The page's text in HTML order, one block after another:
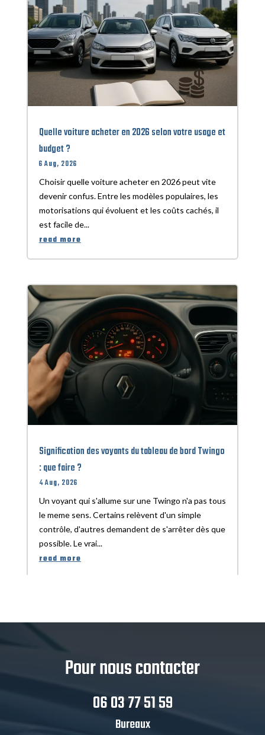
Quelle voiture acheter en 2026 selon votre usage et
budget ?
6 Aug, 2026
Choisir quelle voiture acheter en 2026 peut vite
devenir confus. Entre les modèles populaires, les
motorisations qui évoluent et les coûts cachés, il
est facile de...
read more
Signification des voyants du tableau de bord Twingo
: que faire ?
4 Aug, 2026
Un voyant qui s'allume sur une Twingo n'a pas tous
le meme sens. Certains relèvent d'un simple
contrôle, d'autres demandent de s'arrêter dès que
possible. Le vrai...
read more
Pour nous contacter
06 03 77 51 59
Bureaux